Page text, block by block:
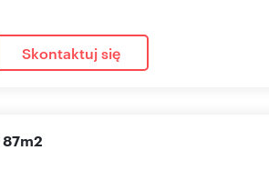
Skontaktuj się
87m2